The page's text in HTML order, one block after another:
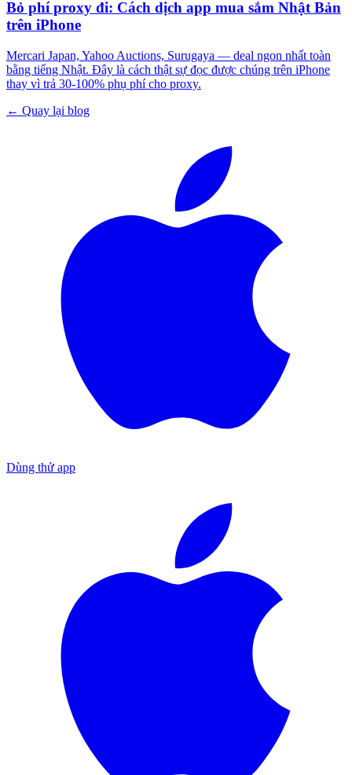
Bỏ phí proxy đi: Cách dịch app mua sắm Nhật Bản
trên iPhone
Mercari Japan, Yahoo Auctions, Surugaya — deal ngon nhất toàn
bằng tiếng Nhật. Đây là cách thật sự đọc được chúng trên iPhone
thay vì trả 30-100% phụ phí cho proxy.
← Quay lại blog
Dùng thử app